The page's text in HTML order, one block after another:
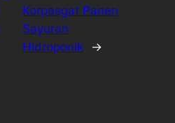
Korpasgat Panen
Sayuran
Hidroponik
→